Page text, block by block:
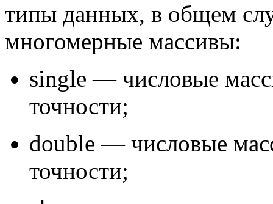
типы данных, в общем
многомерные массивы:
single — числовые
точности;
double — числовые
точности;